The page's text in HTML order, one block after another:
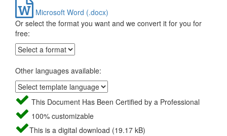
Microsoft Word (.docx)
Or select the format you want and we convert it for you for
free:
Other languages available:
This Document Has Been Certified by a Professional
100% customizable
This is a digital download (19.17 kB)